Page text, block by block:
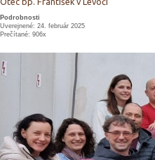
Podrobnosti
Uverejnené: 24. február 2025
Prečítané: 906x